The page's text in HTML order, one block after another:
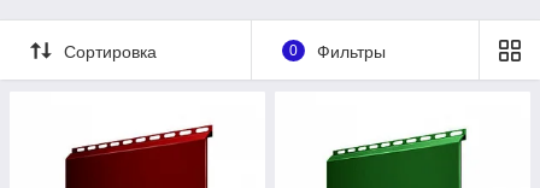
Сортировка 0 Фильтры